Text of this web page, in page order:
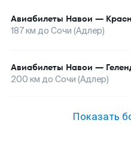
Авиабилеты Навои —
187км до Сочи (Адлер)
Авиабилеты Навои —
200 км до Сочи (Адлер)
Показать